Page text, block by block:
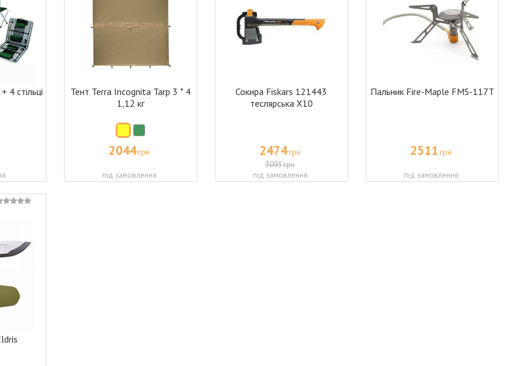
4 стільці
Тент Terra Incognita Tarp 3 * 4
1,12 кг
2044грн
під замовлення
Сокира Fiskars 121443
теслярська X10
2474грн
3093 грн
під замовлення
Пальник Fire-Maple FMS-117T
2511 грн
під замовлення